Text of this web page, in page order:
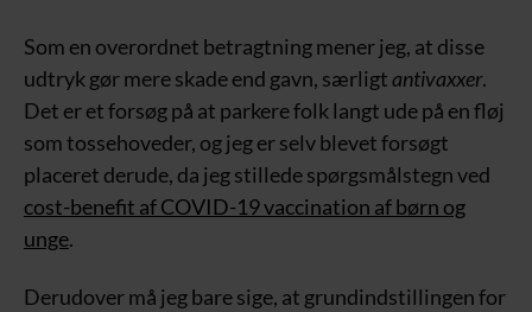
Som en overordnet betragtning mener jeg, at disse
udtryk gør mere skade end gavn, særligtantivaxxer.
Det er et forsøg på at parkere folk langt ude på en fløj
som tossehoveder, og jeg er selv blevet forsøgt
placeret derude, da jeg stillede spørgsmålstegn ved
cost-benefit af COVID-19 vaccination af børn og
unge.
Derudover må jeg bare sige, at grundindstillingen for